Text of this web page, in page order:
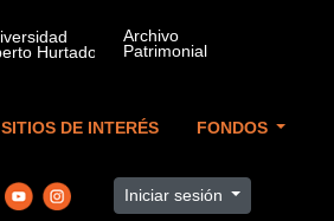
SITIOS DE INTERÉS FONDOS
Iniciar sesión